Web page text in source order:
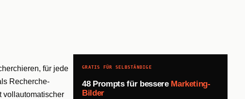
für jede
Recherche-
vollautomatischer
GRATIS FÜR SELBSTÄNDIGE
48 Prompts für bessere Marketing-
Bilder